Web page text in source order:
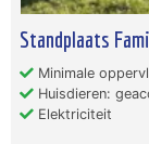
Standplaats
Minimale
Huisdieren:
Elektriciteit